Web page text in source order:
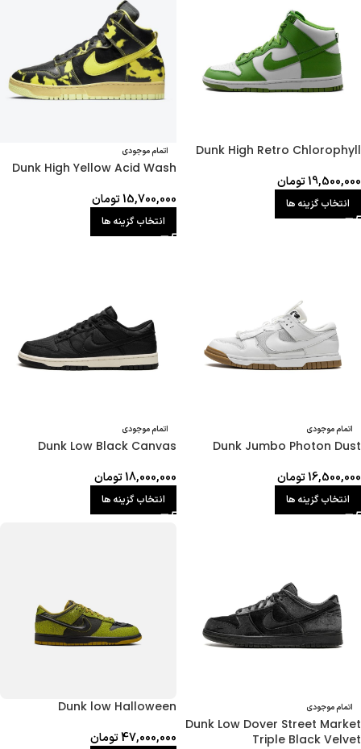
Dunk High Retro Chlorophyll
19,500,000تومان
انتخاب گزینه ها
اتمام موجودی
Dunk High Yellow Acid Wash
15,700,000تومان
انتخاب گزینه ها
اتمام موجودی
Dunk Jumbo Photon Dust
16,500,000تومان
انتخاب گزینه ها
اتمام موجودی
Dunk Low Black Canvas
18,000,000تومان
انتخاب گزینه ها
اتمام موجودی
Dunk Low Dover Street Market
Triple Black Velvet
Dunk low Halloween
47,000,000تومان